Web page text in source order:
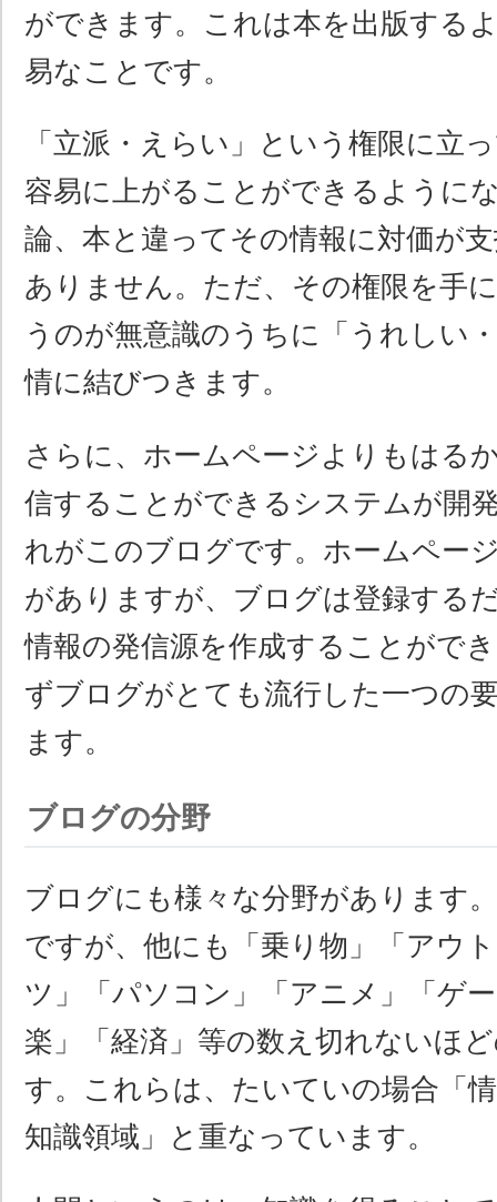
ができます。これは本を出版する
易なことです。
「立派・えらい」という権限に立
容易に上がることができるように
論、本と違ってその情報に対価が
ありません。ただ、その権限を手
うのが無意識のうちに「うれしい
情に結びつきます。
さらに、ホームページよりもはる
信することができるシステムが開
れがこのブログです。ホームペー
がありますが、ブログは登録する
情報の発信源を作成することがで
ずブログがとても流行した一つの
ます。
ブログの分野
ブログにも様々な分野があります
ですが、他にも「乗り物」「アウ
ツ」「パソコン」「アニメ」「ゲ
楽」「経済」等の数え切れないほ
す。これらは、たいていの場合「
知識領域」と重なっています。